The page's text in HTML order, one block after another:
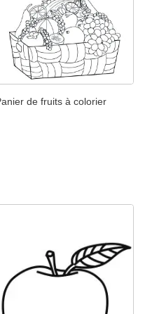
de fruits à colorier